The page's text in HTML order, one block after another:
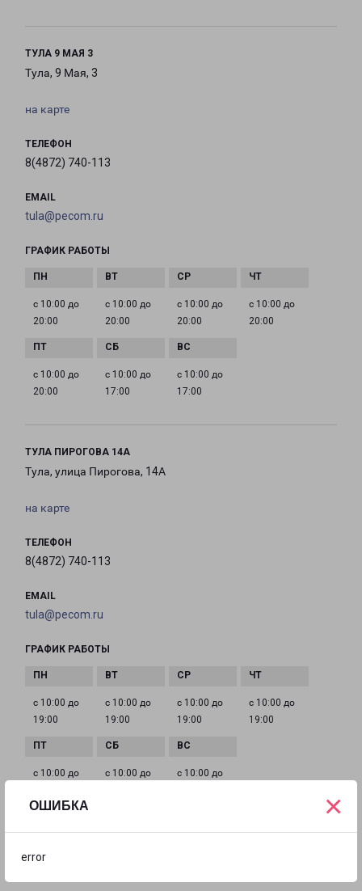
ОШИБКА
error
×
ТУЛА 9 МАЯ 3
Тула, 9 Мая, 3
на карте
ТЕЛЕФОН
8(4872) 740-113
EMAIL
tula@pecom.ru
ГРАФИК РАБОТЫ
с 10:00 до
20:00
с 10:00 до
20:00
с 10:00 до
20:00
с 10:00 до
20:00
с 10:00 до
20:00
с 10:00 до
17:00
с 10:00 до
17:00
ТУЛА ПИРОГОВА 14А
Тула, улица Пирогова, 14А
на карте
ТЕЛЕФОН
8(4872) 740-113
EMAIL
tula@pecom.ru
ГРАФИК РАБОТЫ
с 10:00 до
19:00
с 10:00 до
19:00
с 10:00 до
19:00
с 10:00 до
19:00
с 10:00 до
с 10:00 до
с 10:00 до